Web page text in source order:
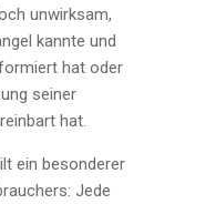
unwirksam,
kannte und
hat oder
seiner
hat.
ein besonderer
Jede